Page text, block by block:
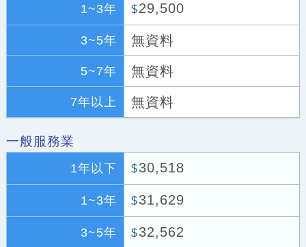
1~3年 $29,500
3~5年 無資料
5~7年 無資料
7年以上 無資料
一般服務業
1年以下 $30,518
1~3年 $31,629
3~5年 $32,562